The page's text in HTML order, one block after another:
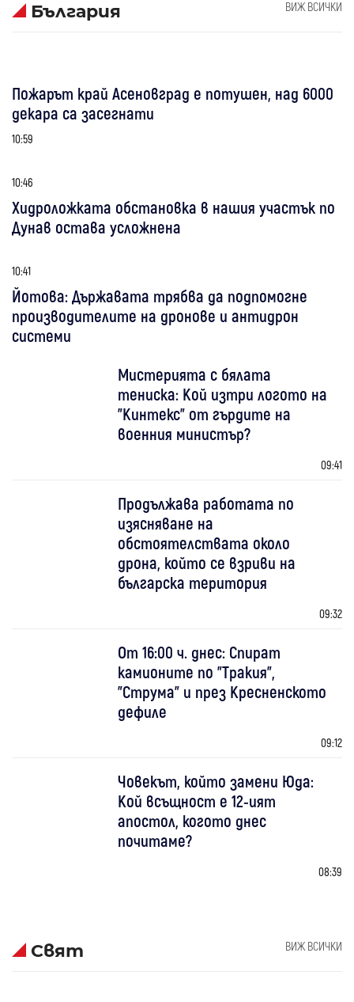
България ВИЖ ВСИЧКИ
Пожарът край Асеновград е потушен, над 6000
декара са засегнати
10:59
10:46
Хидроложката обстановка в нашия участък по
Дунав остава усложнена
10:41
Йотова: Държавата трябва да подпомогне
производителите на дронове и антидрон
системи
Мистерията с бялата
тениска: Кой изтри логото на
"Кинтекс" от гърдите на
военния министър?
09:41
Продължава работата по
изясняване на
обстоятелствата около
дрона, който се взриви на
българска територия
09:32
От 16:00 ч. днес: Спират
камионите по "Тракия",
"Струма" и през Кресненското
дефиле
09:12
Човекът, който замени Юда:
Кой всъщност е 12-ият
апостол, когото днес
почитаме?
08:39
Свят ВИЖ ВСИЧКИ